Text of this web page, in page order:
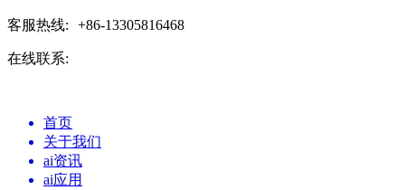
客服热线: +86-13305816468
在线联系:
首页
关于我们
ai资讯
ai应用